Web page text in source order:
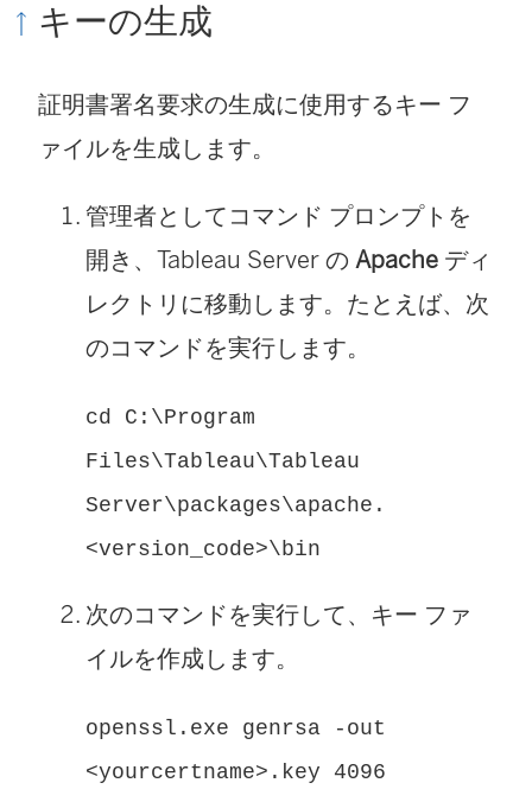
キーの生成
証明書署名要求の生成に使用するキー フ
ァイルを生成します。
管理者としてコマンド プロンプトを
開き、Tableau Server の Apache ディ
レクトリに移動します。たとえば、次
のコマンドを実行します。
cd C:\Program
Files\Tableau\Tableau
Server\packages\apache.
<version_code>\bin
次のコマンドを実行して、キー ファ
イルを作成します。
openssl.exe genrsa -out
<yourcertname>.key 4096